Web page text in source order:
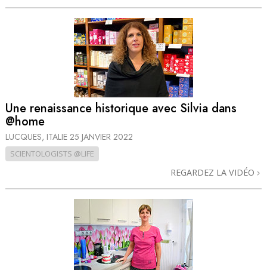
Une renaissance historique avec Silvia dans
@home
LUCQUES, ITALIE 25 JANVIER 2022
SCIENTOLOGISTS @LIFE
REGARDEZ LA VIDÉO